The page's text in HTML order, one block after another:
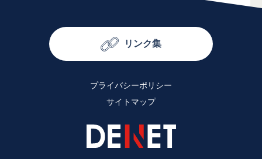
リンク集
プライバシーポリシー
サイトマップ